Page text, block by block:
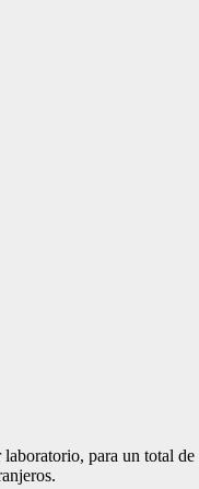
para un total de